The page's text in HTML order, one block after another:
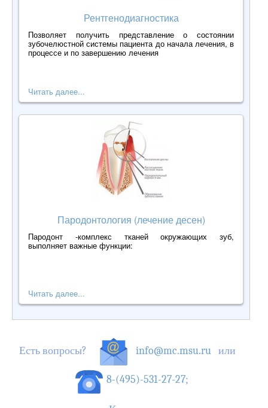
Рентгенодиагностика
Позволяет получить представление о состоянии
зубочелюстной системы пациента до начала лечения, в
процессе и по завершению лечения
Читать далее...
Пародонтология (лечение десен)
Пародонт -комплекс тканей окружающих зуб,
выполняет важные функции:
Читать далее...
Есть вопросы? info@mc.msu.ru или
8-(495)-531-27-27;